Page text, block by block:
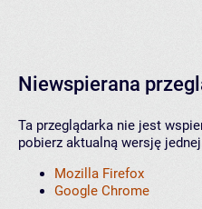
Niewspierana
Ta przeglądarka nie jest
pobierz aktualną wersję
Mozilla Firefox
Google Chrome